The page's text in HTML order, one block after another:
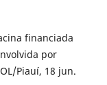
financiada
por
Piauí, 18 jun.